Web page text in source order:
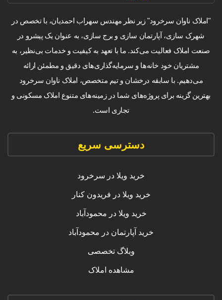
"املاک ناوان سرخرود" زیر نظر مهندس سهراب احمدیان، با تخصص در
شهرک سازی، آپارتمان سازی و برج سازی، به عنوان یک پیشرو در
صنعت املاک فعالیت می‌کند. ما با تعهد به کیفیت و خدمات بی‌نظیر، به
مشتریان خود خانه‌ها و سرمایه‌گذاری‌های دقیق و مطمئن ارائه
می‌دهیم. با سابقه درخشان و تیم متخصص، املاک ناوان سرخرود
بهترین گزینه برای پروژه‌های شما در زمینه‌های متنوع املاک مسکونی و
تجاری است.
دسترسی سریع
خرید ویلا در سرخرود
خرید ویلا در فریدون کنار
خرید ویلا در محمودآباد
خرید آپارتمان در محمودآباد
وبلاگ تخصصی
مشاهده املاک